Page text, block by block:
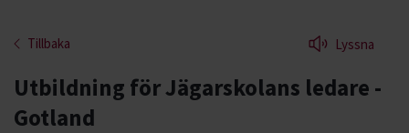
Tillbaka Lyssna
Utbildning för Jägarskolans ledare -
Gotland